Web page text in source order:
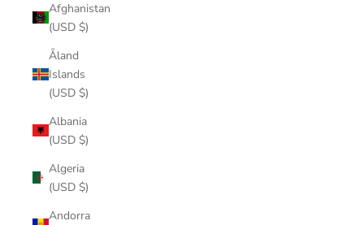
Afghanistan
(USD $)
Åland
Islands
(USD $)
Albania
(USD $)
Algeria
(USD $)
Andorra